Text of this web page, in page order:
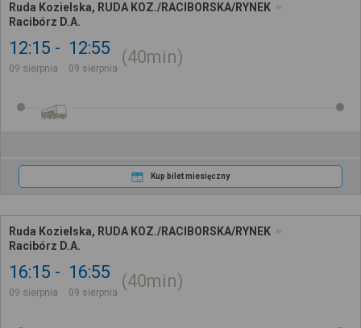
Ruda Kozielska, RUDA KOZ./RACIBORSKA/RYNEK
Racibórz D.A.
12:15
09 sierpnia
12:55
09 sierpnia
40min
Kup bilet miesięczny
Ruda Kozielska, RUDA KOZ./RACIBORSKA/RYNEK
Racibórz D.A.
16:15
09 sierpnia
16:55
09 sierpnia
40min